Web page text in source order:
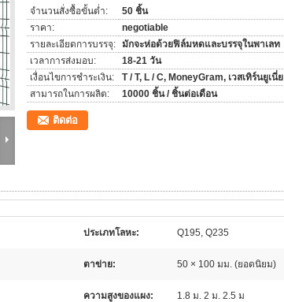
จำนวนสั่งซื้อขั้นต่ำ:
50 ชิ้น
ราคา:
negotiable
รายละเอียดการบรรจุ: มักจะห่อด้วยฟิล์มหดและบรรจุในพาเลท
เวลาการส่งมอบ:
18-21 วัน
เงื่อนไขการชำระเงิน:
T / T, L / C, MoneyGram, เวสเทิร์นยูเนี่ย
สามารถในการผลิต:
10000 ชิ้น / ชิ้นต่อเดือน
ติดต่อ
ประเภทโลหะ: Q195, Q235
ตาข่าย: 50 × 100 มม. (ยอดนิยม)
ความสูงของแผง: 1.8 ม. 2 ม. 2.5 ม